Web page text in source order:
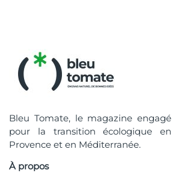
Bleu Tomate, le magazine engagé
pour la transition écologique en
Provence et en Méditerranée.
À propos